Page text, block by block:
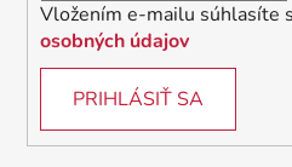
Vložením e-mailu súhlasíte s
osobných údajov
PRIHLÁSIŤ SA